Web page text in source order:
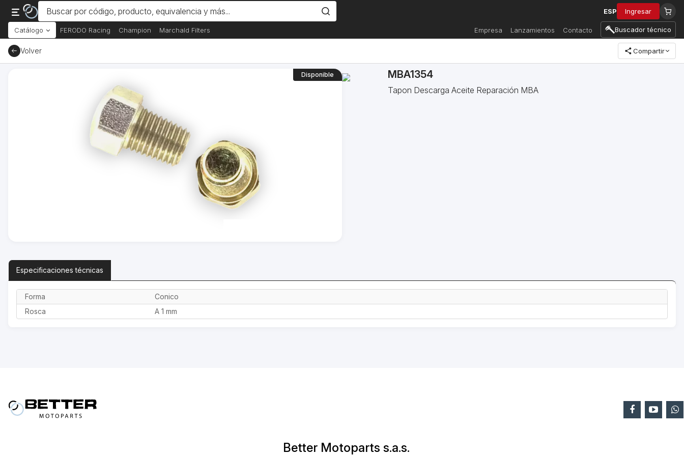
ESP Ingresar
Catálogo FERODO Racing Champion Marchald Filters Empresa Lanzamientos Contacto Buscador técnico
Volver Compartir
Disponible MBA1354
Tapon Descarga Aceite Reparación MBA
Especificacionestécnicas
Forma
Conico
Rosca
A 1 mm
Better Motoparts s.a.s.